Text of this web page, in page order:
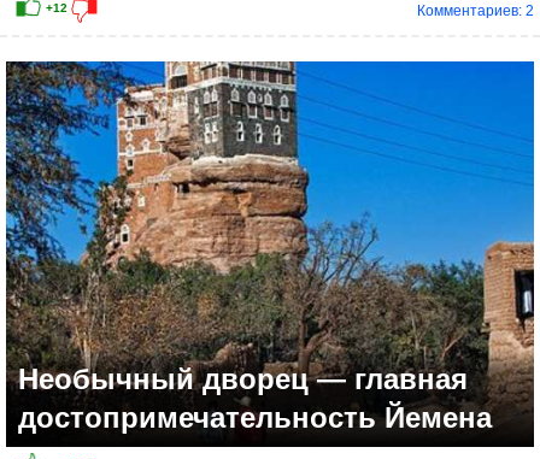
+8
Комментариев: 2
Необычный дворец — главная
достопримечательность Йемена